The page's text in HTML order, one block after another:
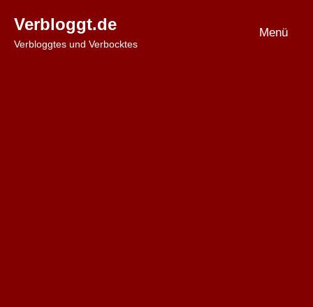
Inhalt
springen
Verbloggt.de
Verbloggtes und Verbocktes
Menü